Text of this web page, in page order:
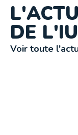
DE
Voir toute